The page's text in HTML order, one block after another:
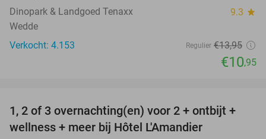
Dinopark & Landgoed Tenaxx 9.3 star
Wedde
Verkocht: 4.153
Regulier €13,95
€10,95
32%
TODAY
1, 2 of 3 overnachting(en) voor 2 + ontbijt +
wellness + meer bij Hôtel L'Amandier